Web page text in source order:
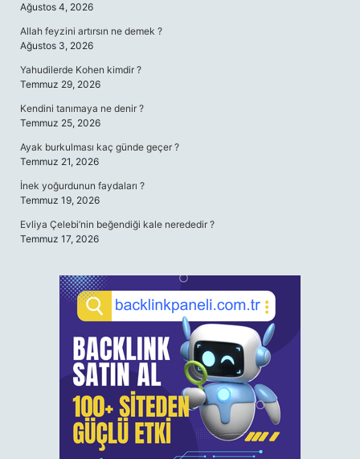
Ağustos 4, 2026
Allah feyzini artırsın ne demek ?
Ağustos 3, 2026
Yahudilerde Kohen kimdir ?
Temmuz 29, 2026
Kendini tanımaya ne denir ?
Temmuz 25, 2026
Ayak burkulması kaç günde geçer ?
Temmuz 21, 2026
İnek yoğurdunun faydaları ?
Temmuz 19, 2026
Evliya Çelebi’nin beğendiği kale nerededir ?
Temmuz 17, 2026